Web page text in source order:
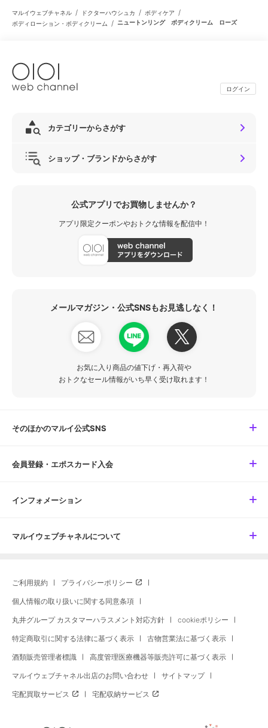
マルイウェブチャネル / ドクターハウシュカ / ボディケア /
ボディローション・ボディクリーム / ニュートンリング ボディクリーム ローズ
ログイン
カテゴリーからさがす
ショップ・ブランドからさがす
公式アプリでお買物しませんか？
アプリ限定クーポンやおトクな情報を配信中！
メールマガジン・公式SNSもお見逃しなく！
お気に入り商品の値下げ・再入荷や
おトクなセール情報がいち早く受け取れます！
そのほかのマルイ公式SNS
会員登録・エポスカード入会
インフォメーション
マルイウェブチャネルについて
ご利用規約 プライバシーポリシー
個人情報の取り扱いに関する同意条項
丸井グループ カスタマーハラスメント対応方針 cookieポリシー
特定商取引に関する法律に基づく表示 古物営業法に基づく表示
酒類販売管理者標識 高度管理医療機器等販売許可に基づく表示
マルイウェブチャネル出店のお問い合わせ サイトマップ
宅配買取サービス 宅配収納サービス